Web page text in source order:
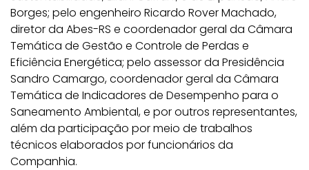
Borges; pelo engenheiro Ricardo Rover Machado,
diretor da Abes-RS e coordenador geral da Câmara
Temática de Gestão e Controle de Perdas e
Eficiência Energética; pelo assessor da Presidência
Sandro Camargo, coordenador geral da Câmara
Temática de Indicadores de Desempenho para o
Saneamento Ambiental, e por outros representantes,
além da participação por meio de trabalhos
técnicos elaborados por funcionários da
Companhia.